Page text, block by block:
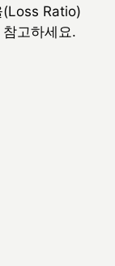
(Loss Ratio)
고하세요.